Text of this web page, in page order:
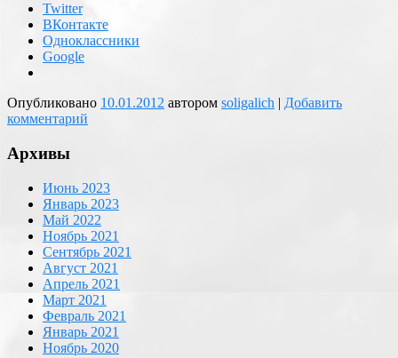
Twitter
ВКонтакте
Одноклассники
Google
Опубликовано 10.01.2012 автором soligalich | Добавить
комментарий
Архивы
Июнь 2023
Январь 2023
Май 2022
Ноябрь 2021
Сентябрь 2021
Август 2021
Апрель 2021
Март 2021
Февраль 2021
Январь 2021
Ноябрь 2020